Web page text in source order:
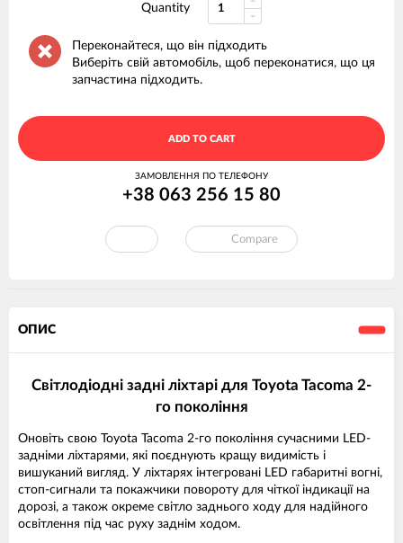
Quantity
Переконайтеся, що він підходить
Виберіть свій автомобіль, щоб переконатися, що ця
запчастина підходить.
ADD TO CART
ЗАМОВЛЕННЯ ПО ТЕЛЕФОНУ
+38 063 256 15 80
Compare
ОПИС
Світлодіодні задні ліхтарі для Toyota Tacoma 2-
го покоління
Оновіть свою Toyota Tacoma 2-го покоління сучасними LED-
задніми ліхтарями, які поєднують кращу видимість і
вишуканий вигляд. У ліхтарях інтегровані LED габаритні вогні,
стоп-сигнали та покажчики повороту для чіткої індикації на
дорозі, а також окреме світло заднього ходу для надійного
освітлення під час руху заднім ходом.